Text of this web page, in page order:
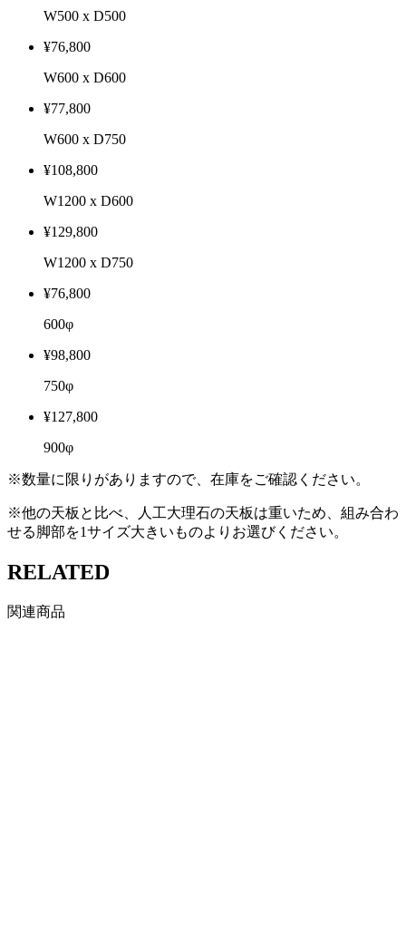
W500 x D500
¥76,800
W600 x D600
¥77,800
W600 x D750
¥108,800
W1200 x D600
¥129,800
W1200 x D750
¥76,800
600φ
¥98,800
750φ
¥127,800
900φ
※数量に限りがありますので、在庫をご確認ください。
※他の天板と比べ、人工大理石の天板は重いため、組み合わ
せる脚部を1サイズ大きいものよりお選びください。
RELATED
関連商品